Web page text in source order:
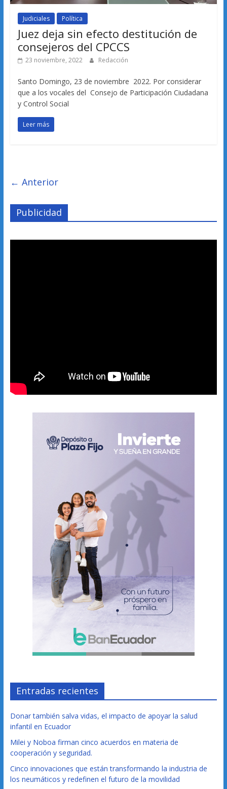
Judiciales Política
Juez deja sin efecto destitución de
consejeros del CPCCS
23 noviembre, 2022 Redacción
Santo Domingo, 23 de noviembre 2022. Por considerar
que a los vocales del Consejo de Participación Ciudadana
y Control Social
Leer más
← Anterior
Publicidad
Entradas recientes
Donar también salva vidas, el impacto de apoyar la salud
infantil en Ecuador
Milei y Noboa firman cinco acuerdos en materia de
cooperación y seguridad.
Cinco innovaciones que están transformando la industria de
los neumáticos y redefinen el futuro de la movilidad